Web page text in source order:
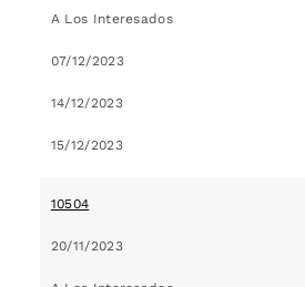
A Los Interesados
07/12/2023
14/12/2023
15/12/2023
10504
20/11/2023